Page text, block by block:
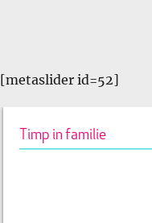
[metaslider id=52]
Timp in familie